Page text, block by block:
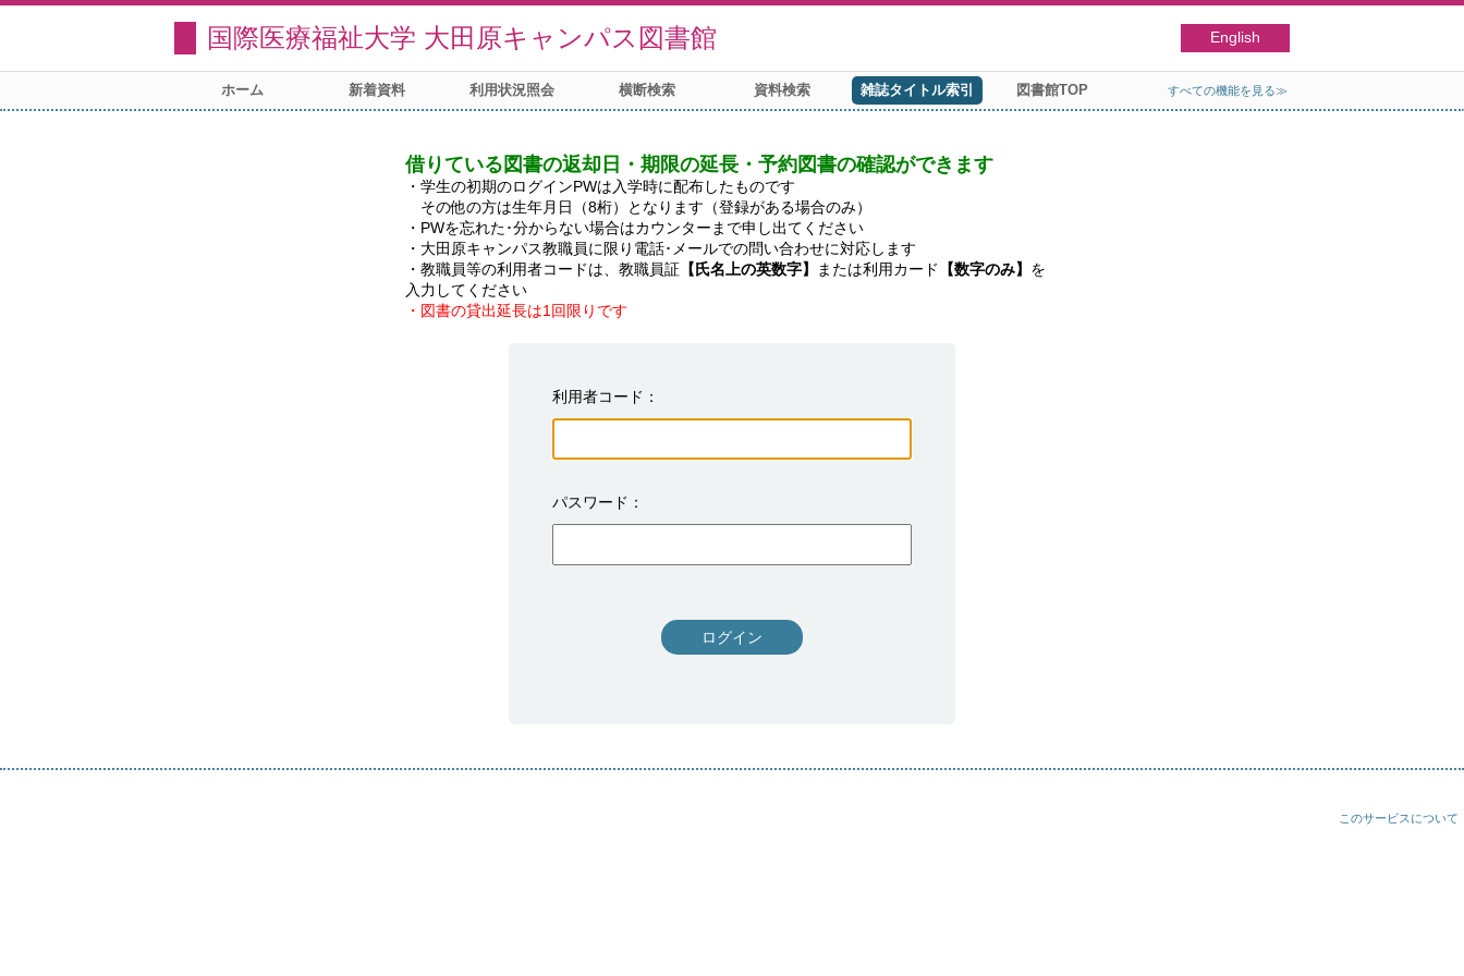
国際医療福祉大学 大田原キャンパス図書館 English
ホーム 新着資料 利用状況照会 横断検索 資料検索 雑誌タイトル索引 図書館TOP すべての機能を見る≫
借りている図書の返却日・期限の延長・予約図書の確認ができます
・学生の初期のログインPWは入学時に配布したものです
その他の方は生年月日（8桁）となります（登録がある場合のみ）
・PWを忘れた･分からない場合はカウンターまで申し出てください
・大田原キャンパス教職員に限り電話･メールでの問い合わせに対応します
・教職員等の利用者コードは、教職員証 【氏名上の英数字】 または利用カード 【数字のみ】 を
・図書の貸出延長は1回限りです
利用者コード
パスワード
ログイン
このサービスについて